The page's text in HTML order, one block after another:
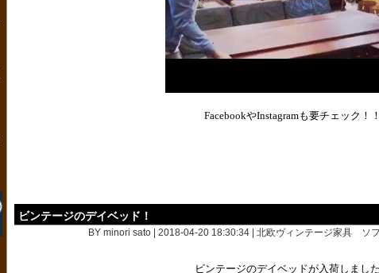
FacebookやInstagramも要チェック！
ビンテージのデイベッド！
BY minori sato | 2018-04-20 18:30:34 | 北欧ヴィンテージ家具 ソ
ビンテージのデイベッドが入荷しまし